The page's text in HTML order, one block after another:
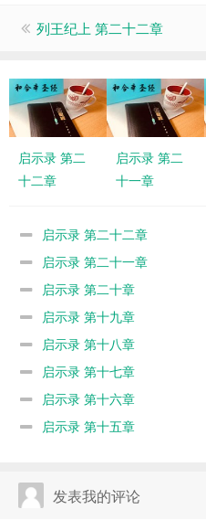
列王纪上 第二十二章
启示录 第二
十二章
启示录 第二
十一章
启示录 第二十二章
启示录 第二十一章
启示录 第二十章
启示录 第十九章
启示录 第十八章
启示录 第十七章
启示录 第十六章
启示录 第十五章
发表我的评论